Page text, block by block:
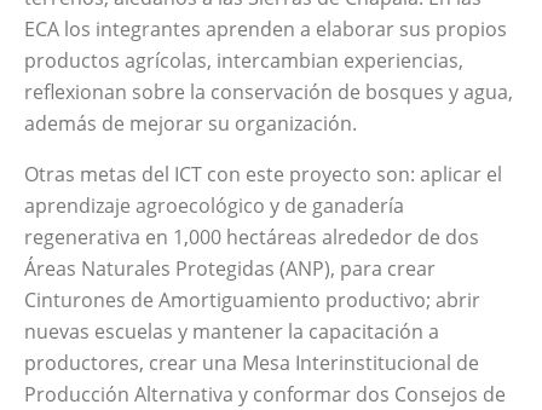
ECA los integrantes aprenden a elaborar sus propios
productos agrícolas, intercambian experiencias,
reflexionan sobre la conservación de bosques y agua,
además de mejorar su organización.
Otras metas del ICT con este proyecto son: aplicar el
aprendizaje agroecológico y de ganadería
regenerativa en 1,000 hectáreas alrededor de dos
Áreas Naturales Protegidas (ANP), para crear
Cinturones de Amortiguamiento productivo; abrir
nuevas escuelas y mantener la capacitación a
productores, crear una Mesa Interinstitucional de
Producción Alternativa y conformar dos Consejos de